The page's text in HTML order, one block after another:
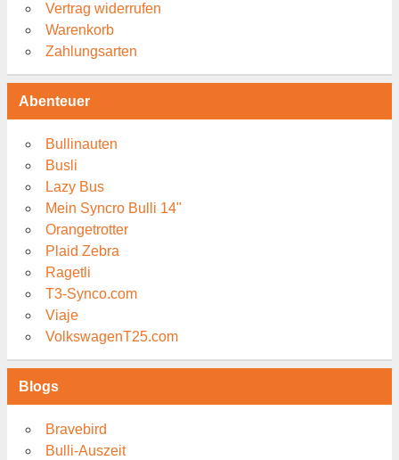
Vertrag widerrufen
Warenkorb
Zahlungsarten
Abenteuer
Bullinauten
Busli
Lazy Bus
Mein Syncro Bulli 14"
Orangetrotter
Plaid Zebra
Ragetli
T3-Synco.com
Viaje
VolkswagenT25.com
Blogs
Bravebird
Bulli-Auszeit